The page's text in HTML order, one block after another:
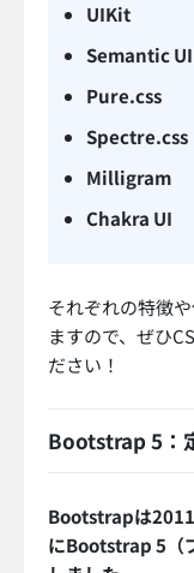
UIKit
Semantic UI
Pure.css
Spectre.css
Milligram
Chakra UI
それぞれの特徴
ますので、ぜひ
ださい！
Bootstrap 5：
Bootstrapは
にBootstrap 5（